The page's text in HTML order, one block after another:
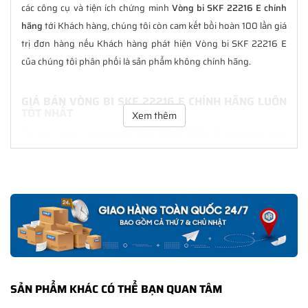
các công cụ và tiện ích chứng minh Vòng bi SKF 22216 E chính
hãngtới Khách hàng, chúng tôi còn cam kết bồi hoàn 100 lần giá
trị đơn hàng nếu Khách hàng phát hiện Vòng bi SKF 22216 E
của chúng tôi phân phối là sản phẩm không chính hãng.
GIÁ BÁN VÒNG BI SKF 22216 E CHÍNH HÃNG LUÔN
với nhiều ưu đãi kèm theo và các dịch vụ hẫu mãi sau bán hàng.
CHẾ ĐỘ BẢO HÀNH VÒNG BI SKF 22216 E CHÍNH
HÃNG
Tất cả các sản phẩm SKF chính hãng doSKF Ngọc Anhphân
phối đều được bảo hành chính hãng theo đúng tiêu chuẩn bảo
hành của nhà sản xuất.
Xem thêm
SẢN PHẨM KHÁC CÓ THỂ BẠN QUAN TÂM